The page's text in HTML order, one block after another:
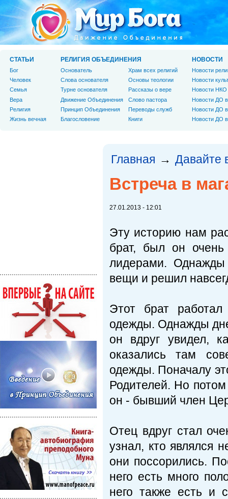
Главная → Давайте
Встреча в
27.01.2013 - 12:01
Эту историю нам
брат, был он очень
лидерами. Однажды
вещи и решил
Этот брат
одежды. Однажды
он вдруг увидел,
оказались там
одежды. Поначалу
Родителей. Но
он - бывший член
Отец вдруг стал
узнал, кто являлся
они поссорились.
него есть много
него также есть и
СТАТЬИ
Бог
Человек
Cемья
Вера
Религия
Жизнь вечная
РЕЛИГИЯ ОБЪЕДИНЕНИЯ
Основатель
Слова основателя
Турне основателя
Движение Объединения
Принцип Объединения
Благословение
Храм всех религий
Основы теологии
Рассказы о вере
Слово пастора
Переводы служб
Книги
НОВОСТИ
Новости
Новости
Новости НКО
Новости ДО
Новости ДО
Новости ДО